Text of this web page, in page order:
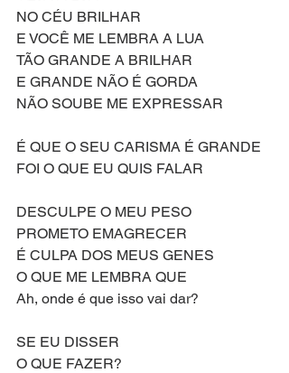
NO CÉU BRILHAR
E VOCÊ ME LEMBRA A LUA
TÃO GRANDE A BRILHAR
E GRANDE NÃO É GORDA
NÃO SOUBE ME EXPRESSAR
É QUE O SEU CARISMA É GRANDE
FOI O QUE EU QUIS FALAR
DESCULPE O MEU PESO
PROMETO EMAGRECER
É CULPA DOS MEUS GENES
O QUE ME LEMBRA QUE
Ah, onde é que isso vai dar?
SE EU DISSER
O QUE FAZER?